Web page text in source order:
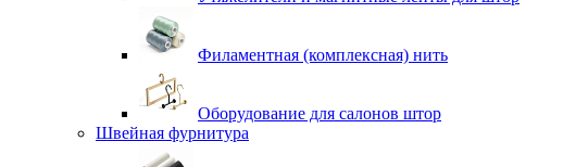
Филаментная (комплексная) нить
Оборудование для салонов штор
Швейная фурнитура